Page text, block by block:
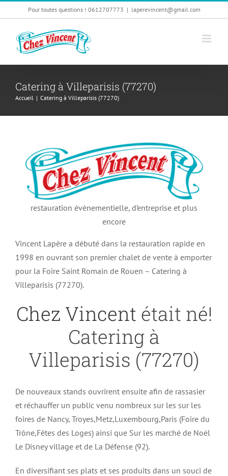
au
contenu
Pour toutes questions ! 0612707773 | laperevincent@gmail.com
Catering à Villeparisis (77270)
Accueil | Catering à Villeparisis (77270)
restauration évènementielle, d’entreprise et plus
encore
Vincent Lapère a débuté dans la restauration rapide en
1998 en ouvrant son premier chalet de vente à emporter
pour la Foire Saint Romain de Rouen – Catering à
Villeparisis (77270).
Chez Vincent était né!
Catering à
Villeparisis (77270)
De nouveaux stands ouvrirent ensuite afin de rassasier
et réchauffer un public venu nombreux sur les sur les
foires de Nancy, Troyes,Metz,Luxembourg,Paris (Foire du
Trône,Fêtes des Loges) ainsi que Sur les marché de Noël
Le Disney village et de La Défense (92).
En diversifiant ses plats et ses produits dans un souci de